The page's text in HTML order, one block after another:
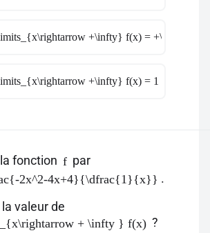
+\infty} f(x) = +\infty
+\infty} f(x) = 1
fonction f par
2x^2-4x+4}{\dfrac{1}{x}} .
valeur de
+ \infty } f(x) ?